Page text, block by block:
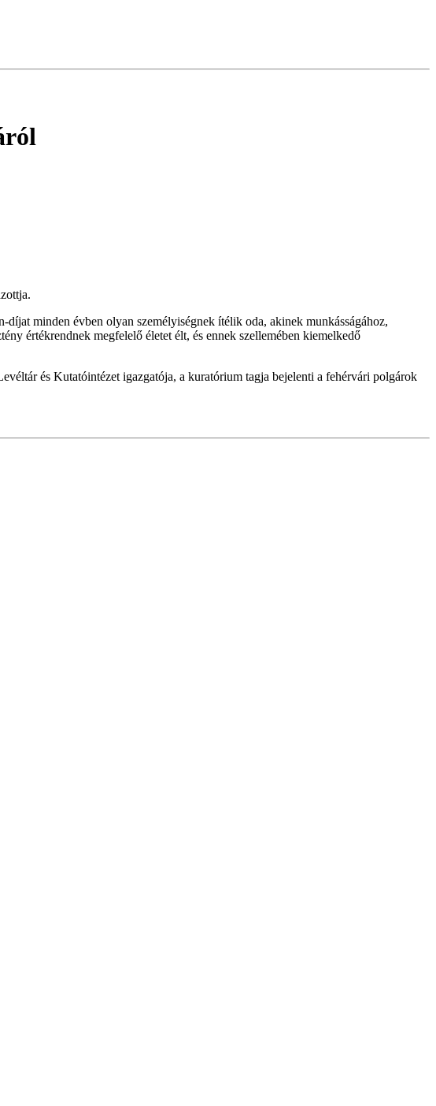
minden évben olyan személyiségnek ítélik oda, akinek munkásságához,
értékrendnek megfelelő életet élt, és ennek szellemében kiemelkedő
és Kutatóintézet igazgatója, a kuratórium tagja bejelenti a fehérvári polgárok